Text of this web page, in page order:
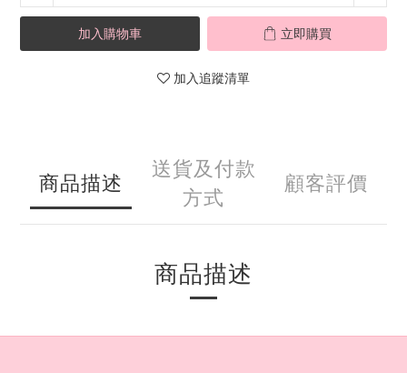
加入購物車 立即購買
加入追蹤清單
商品描述
送貨及付款
方式
顧客評價
商品描述